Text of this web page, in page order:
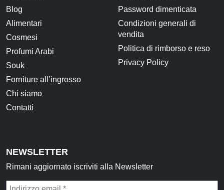
Blog
Alimentari
Cosmesi
Profumi Arabi
Souk
Forniture all’ingrosso
Chi siamo
Contatti
Password dimenticata
Condizioni generali di
vendita
Politica di rimborso e reso
Privacy Policy
NEWSLETTER
Rimani aggiornato iscriviti alla Newsletter